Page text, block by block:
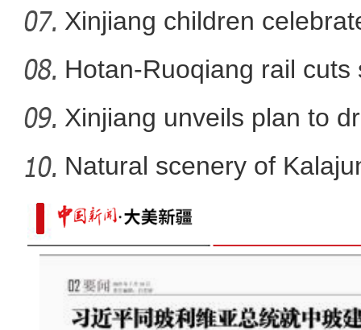
新疆察布查尔县近400名舞
Xinjiang children
Hotan-Ruoqiang rail
Xinjiang unveils plan to
Natural scenery of